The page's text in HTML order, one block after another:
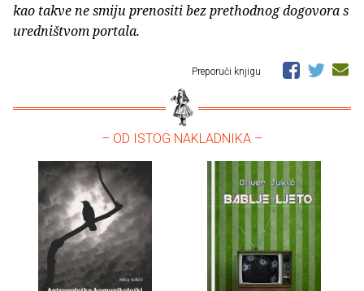
kao takve ne smiju prenositi bez prethodnog dogovora s
uredništvom portala.
Preporuči knjigu
– OD ISTOG NAKLADNIKA –